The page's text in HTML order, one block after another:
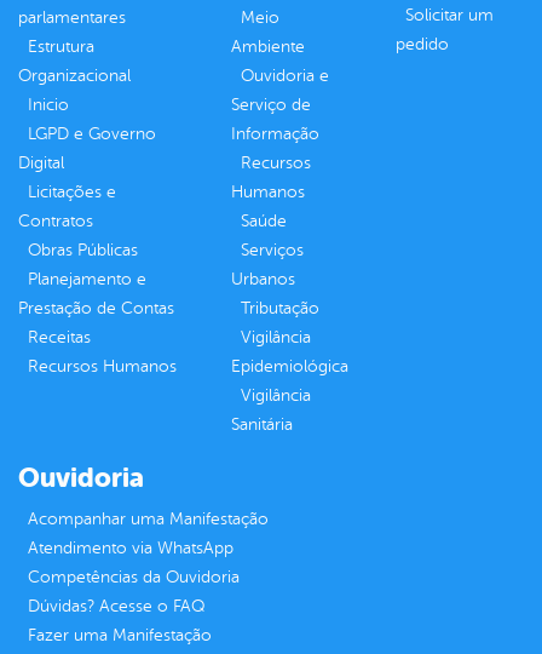
parlamentares
Estrutura
Organizacional
Inicio
LGPD e Governo
Digital
Licitações e
Contratos
Obras Públicas
Planejamento e
Prestação de Contas
Receitas
Recursos Humanos
Meio
Ambiente
Ouvidoria e
Serviço de
Informação
Recursos
Humanos
Saúde
Serviços
Urbanos
Tributação
Vigilância
Epidemiológica
Vigilância
Sanitária
Solicitar um
pedido
Ouvidoria
Acompanhar uma Manifestação
Atendimento via WhatsApp
Competências da Ouvidoria
Dúvidas? Acesse o FAQ
Fazer uma Manifestação